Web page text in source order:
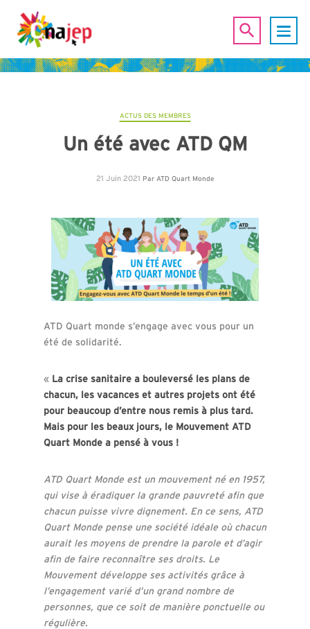
ACTUS DES MEMBRES
Un été avec ATD QM
21 Juin 2021 Par ATD Quart Monde
ATD Quart monde s’engage avec vous pour un
été de solidarité.
« La crise sanitaire a bouleversé les plans de
chacun, les vacances et autres projets ont été
pour beaucoup d’entre nous remis à plus tard.
Mais pour les beaux jours, le Mouvement ATD
Quart Monde a pensé à vous !
ATD Quart Monde est un mouvement né en 1957,
qui vise à éradiquer la grande pauvreté afin que
chacun puisse vivre dignement. En ce sens, ATD
Quart Monde pense une société idéale où chacun
aurait les moyens de prendre la parole et d’agir
afin de faire reconnaître ses droits. Le
Mouvement développe ses activités grâce à
l’engagement varié d’un grand nombre de
personnes, que ce soit de manière ponctuelle ou
régulière.